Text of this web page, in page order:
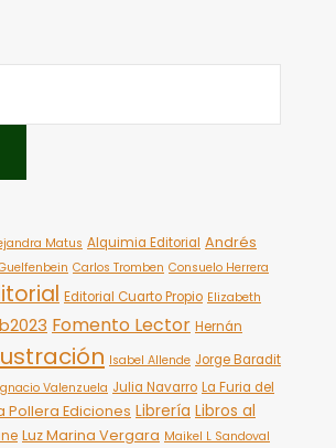
Matus Alquimia Editorial Andrés
Carlos Tromben Consuelo Herrera
Editorial Cuarto Propio Elizabeth
Fomento Lector Hernán
Isabel Allende Jorge Baradit
Valenzuela Julia Navarro La Furia del
Pollera Ediciones Librería Libros al
Luz Marina Vergara Maikel L Sandoval